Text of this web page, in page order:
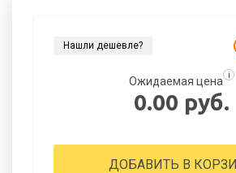
Нашли дешевле?
Ожидаемая цена i
0.00 руб.
ДОБАВИТЬ В